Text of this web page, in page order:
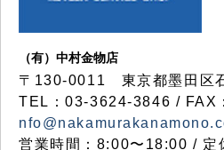
（有）中村金物店
〒130-0011 東京都墨田区
TEL：03-3624-3846 / FAX
営業時間：8:00〜18:00 / 定